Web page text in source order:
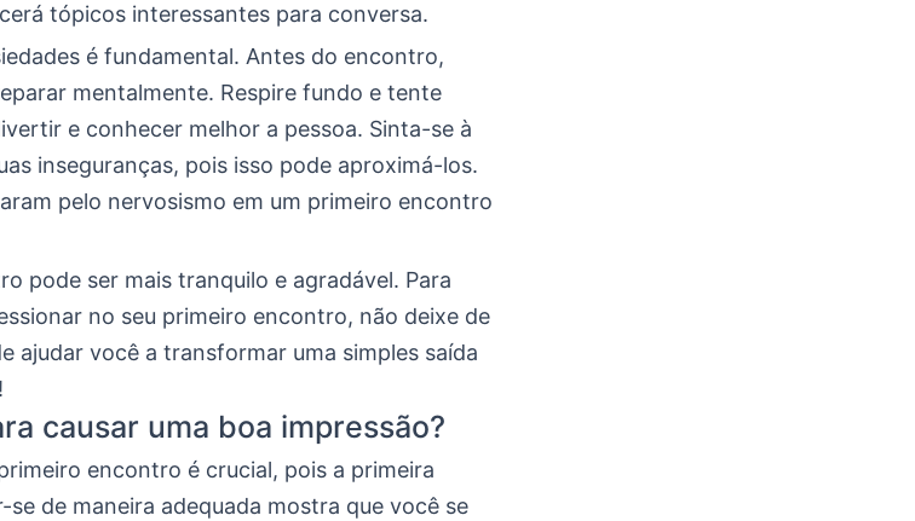
tópicos interessantes para conversa.
é fundamental. Antes do encontro,
mentalmente. Respire fundo e tente
e conhecer melhor a pessoa. Sinta-se à
inseguranças, pois isso pode aproximá-los.
pelo nervosismo em um primeiro encontro
pode ser mais tranquilo e agradável. Para
no seu primeiro encontro, não deixe de
ajudar você a transformar uma simples saída
causar uma boa impressão?
encontro é crucial, pois a primeira
se de maneira adequada mostra que você se